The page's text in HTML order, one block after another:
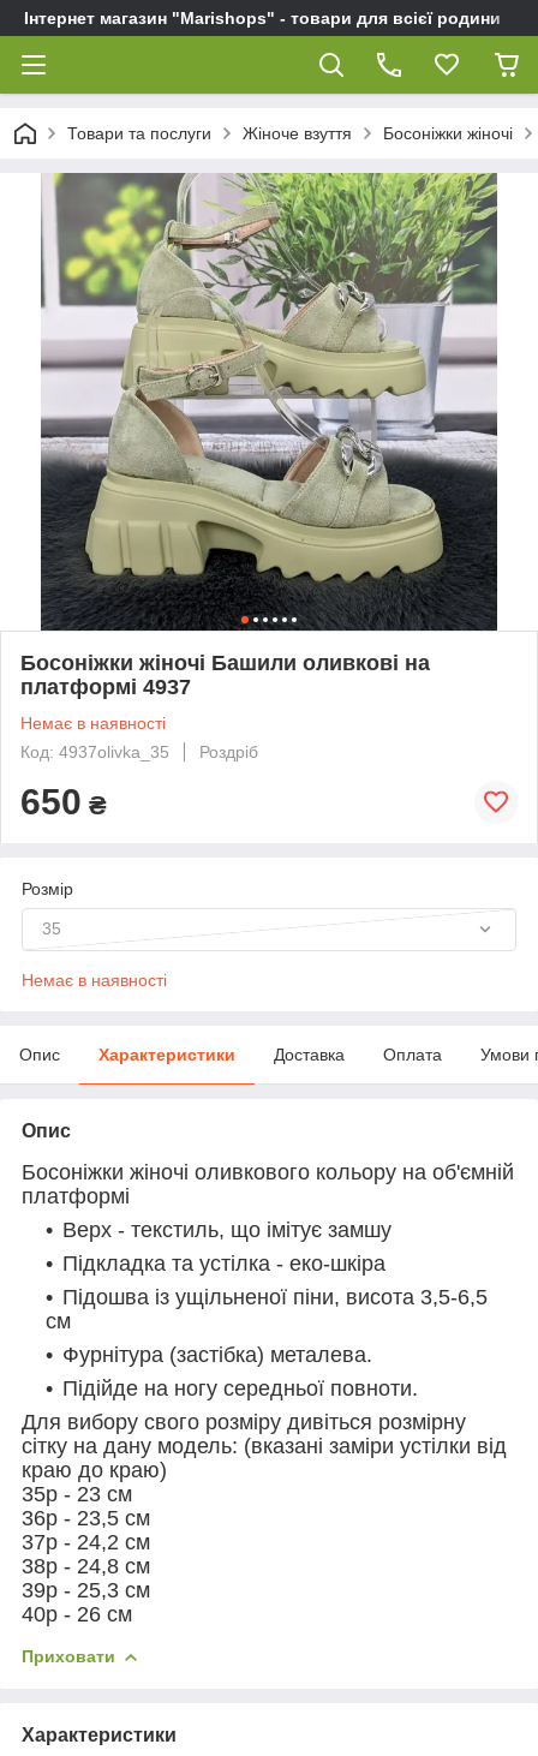
Інтернет магазин "Marishops" - товари для всієї родини
Товари та послуги Жіноче взуття Босоніжки жіночі
Босоніжки жіночі Башили оливкові на
платформі 4937
Немає в наявності
Код: 4937olivka_35
Роздріб
650 ₴
Розмір
35
Немає в наявності
Опис Характеристики Доставка Оплата Умови
Опис
Босоніжки жіночі оливкового кольору на об'ємній
платформі
Верх - текстиль, що імітує замшу
Підкладка та устілка - еко-шкіра
Підошва із ущільненої піни, висота 3,5-6,5
см
Фурнітура (застібка) металева.
Підійде на ногу середньої повноти.
Для вибору свого розміру дивіться розмірну
сітку на дану модель: (вказані заміри устілки від
краю до краю)
35р - 23 см
36р - 23,5 см
37р - 24,2 см
38р - 24,8 см
39р - 25,3 см
40р - 26 см
Приховати
Характеристики